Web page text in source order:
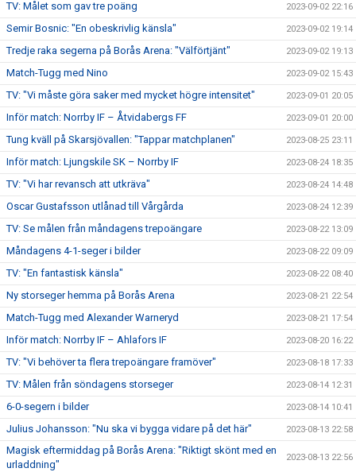
TV: Målet som gav tre poäng 2023-09-02 22:16
Semir Bosnic: "En obeskrivlig känsla" 2023-09-02 19:14
Tredje raka segerna på Borås Arena: "Välförtjänt" 2023-09-02 19:13
Match-Tugg med Nino 2023-09-02 15:43
TV: "Vi måste göra saker med mycket högre intensitet" 2023-09-01 20:05
Inför match: Norrby IF – Åtvidabergs FF 2023-09-01 20:00
Tung kväll på Skarsjövallen: "Tappar matchplanen" 2023-08-25 23:11
Inför match: Ljungskile SK – Norrby IF 2023-08-24 18:35
TV: "Vi har revansch att utkräva" 2023-08-24 14:48
Oscar Gustafsson utlånad till Vårgårda 2023-08-24 12:39
TV: Se målen från måndagens trepoängare 2023-08-22 13:09
Måndagens 4-1-seger i bilder 2023-08-22 09:09
TV: "En fantastisk känsla" 2023-08-22 08:40
Ny storseger hemma på Borås Arena 2023-08-21 22:54
Match-Tugg med Alexander Warneryd 2023-08-21 17:54
Inför match: Norrby IF – Ahlafors IF 2023-08-20 16:22
TV: "Vi behöver ta flera trepoängare framöver" 2023-08-18 17:33
TV: Målen från söndagens storseger 2023-08-14 12:31
6-0-segern i bilder 2023-08-14 10:41
Julius Johansson: "Nu ska vi bygga vidare på det här" 2023-08-13 22:58
Magisk eftermiddag på Borås Arena: "Riktigt skönt med en
urladdning"
2023-08-13 22:56